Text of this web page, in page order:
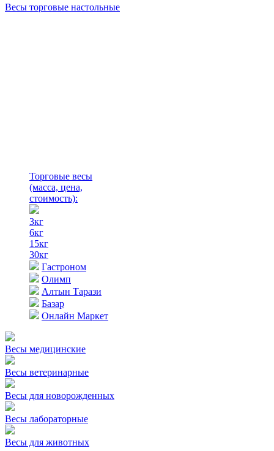
Весы торговые настольные
Торговые весы
(масса, цена,
стоимость):
3кг
6кг
15кг
30кг
Гастроном
Олимп
Алтын Тарази
Базар
Онлайн Маркет
Весы медицинские
Весы ветеринарные
Весы для новорожденных
Весы лабораторные
Весы для животных